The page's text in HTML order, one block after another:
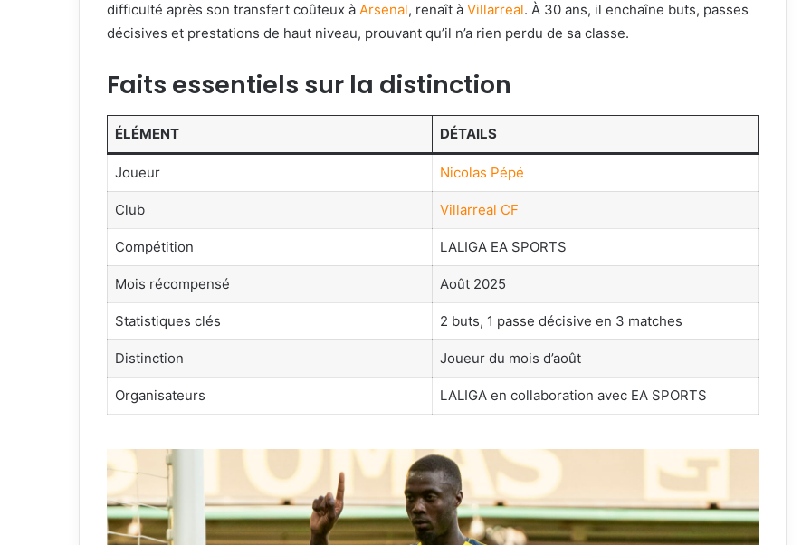
difficulté après son transfert coûteux à Arsenal, renaît à Villarreal. À 30 ans, il enchaîne buts, passes
décisives et prestations de haut niveau, prouvant qu’il n’a rien perdu de sa classe.
Faits essentiels sur la distinction
ÉLÉMENT DÉTAILS
Joueur Nicolas Pépé
Club Villarreal CF
Compétition LALIGA EA SPORTS
Mois récompensé Août 2025
Statistiques clés 2 buts, 1 passe décisive en 3 matches
Distinction Joueur du mois d’août
Organisateurs LALIGA en collaboration avec EA SPORTS